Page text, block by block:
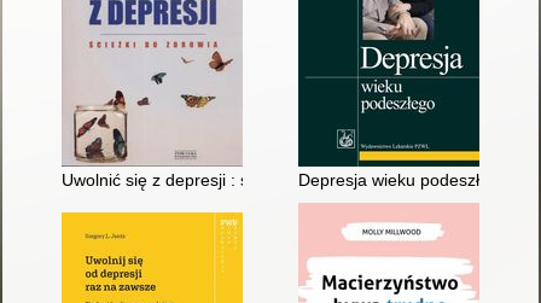
Uwolnić się z depresji : ścieżki do zdrowiaDepresja wieku podeszłego